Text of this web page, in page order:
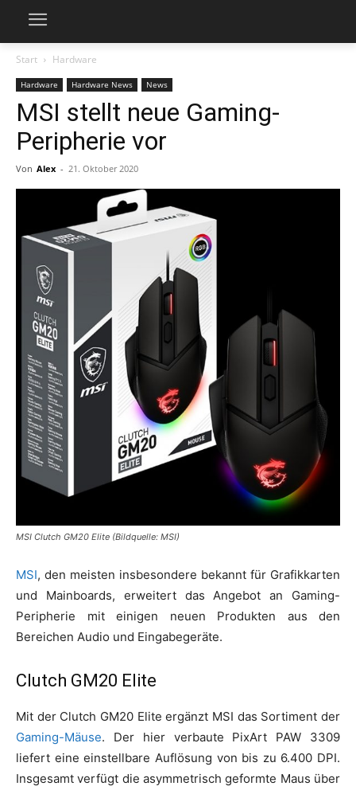
Start Hardware
Hardware Hardware News News
MSI stellt neue Gaming-
Peripherie vor
Von Alex - 21. Oktober 2020
MSI Clutch GM20 Elite (Bildquelle: MSI)
MSI, den meisten insbesondere bekannt für Grafikkarten
und Mainboards, erweitert das Angebot an Gaming-
Peripherie mit einigen neuen Produkten aus den
Bereichen Audio und Eingabegeräte.
Clutch GM20 Elite
Mit der Clutch GM20 Elite ergänzt MSI das Sortiment der
Gaming-Mäuse. Der hier verbaute PixArt PAW 3309
liefert eine einstellbare Auflösung von bis zu 6.400 DPI.
Insgesamt verfügt die asymmetrisch geformte Maus über